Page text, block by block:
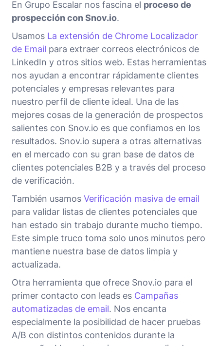
En Grupo Escalar nos fascina el proceso de
prospección con Snov.io.
Usamos La extensión de Chrome Localizador
de Email para extraer correos electrónicos de
LinkedIn y otros sitios web. Estas herramientas
nos ayudan a encontrar rápidamente clientes
potenciales y empresas relevantes para
nuestro perfil de cliente ideal. Una de las
mejores cosas de la generación de prospectos
salientes con Snov.io es que confiamos en los
resultados. Snov.io supera a otras alternativas
en el mercado con su gran base de datos de
clientes potenciales B2B y a través del proceso
de verificación.
También usamos Verificación masiva de email
para validar listas de clientes potenciales que
han estado sin trabajo durante mucho tiempo.
Este simple truco toma solo unos minutos pero
mantiene nuestra base de datos limpia y
actualizada.
Otra herramienta que ofrece Snov.io para el
primer contacto con leads es Campañas
automatizadas de email. Nos encanta
especialmente la posibilidad de hacer pruebas
A/B con distintos contenidos durante la